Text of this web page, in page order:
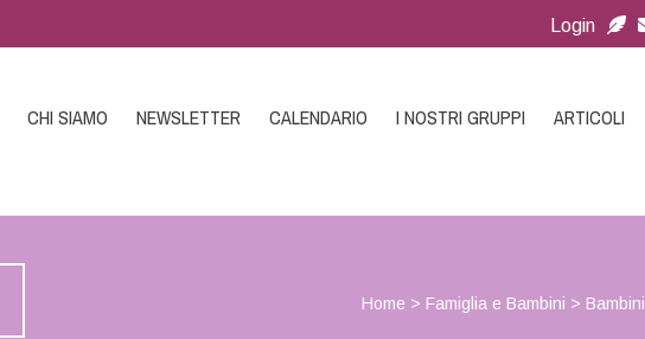
Login
CHI SIAMO NEWSLETTER CALENDARIO I NOSTRI GRUPPI ARTICOLI
Home > Famiglia e Bambini > Bambini